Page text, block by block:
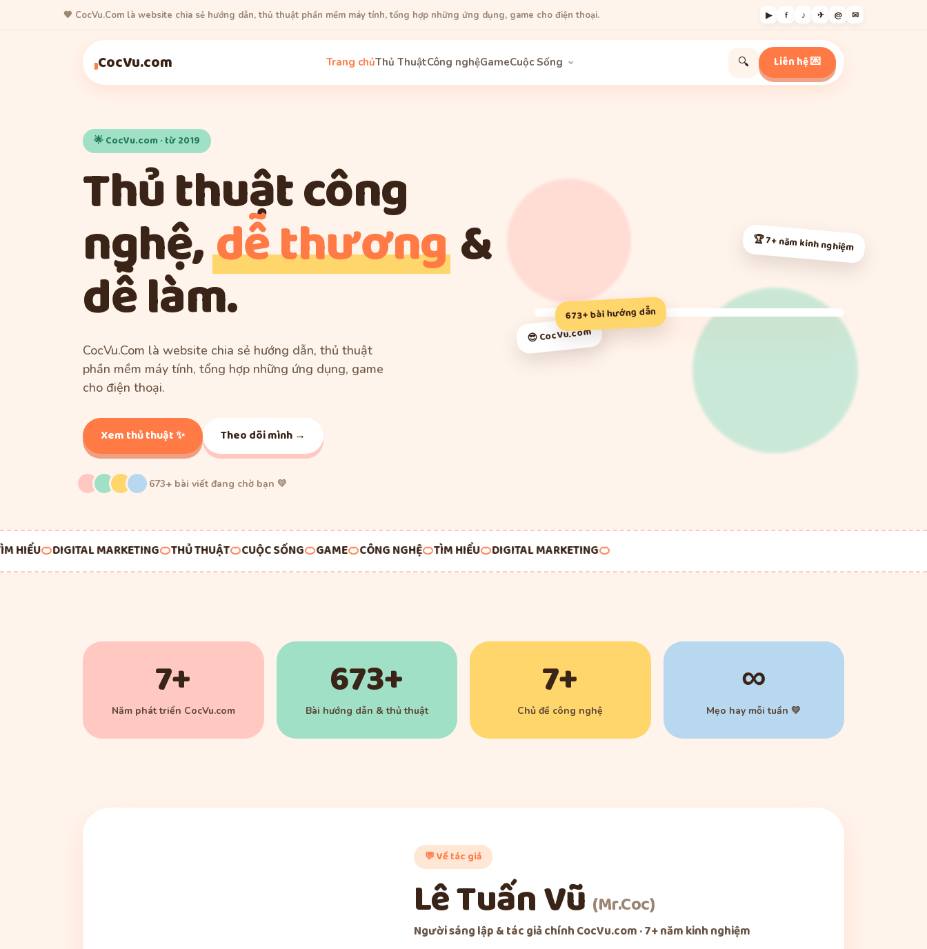
🧡 CocVu.Com là website chia sẻ hướng dẫn, thủ thuật phần mềm máy tính, tổng hợp những ứng dụng, game cho điện thoại. ▶ f ♪ ✈ @ ✉
CocVu.com Trang chủThủ ThuậtCông nghệGameCuộc Sống 🔍 Liên hệ 💌
🌟 CocVu.com · từ 2019
Thủ thuật công
nghệ,dễ thương&
dễ làm.
CocVu.Com là website chia sẻ hướng dẫn, thủ thuật
phần mềm máy tính, tổng hợp những ứng dụng, game
cho điện thoại.
Xem thủ thuật ✨ Theo dõi mình →
673+ bài viết đang chờ bạn 💛
😎 CocVu.com
🏆 7+ năm kinh nghiệm
673+ bài hướng dẫn
🍊DIGITAL MARKETING🍊THỦ THUẬT🍊CUỘC SỐNG🍊GAME🍊CÔNG NGHỆ🍊TÌM HIỂU🍊DIGITAL MARKETING🍊
7+
Năm phát triển CocVu.com
673+
Bài hướng dẫn & thủ thuật
7+
Chủ đề công nghệ
∞
Mẹo hay mỗi tuần 💛
💬 Về tác giả
Lê Tuấn Vũ (Mr.Coc)
Người sáng lập & tác giả chínhCocVu.com · 7+ năm kinh nghiệm